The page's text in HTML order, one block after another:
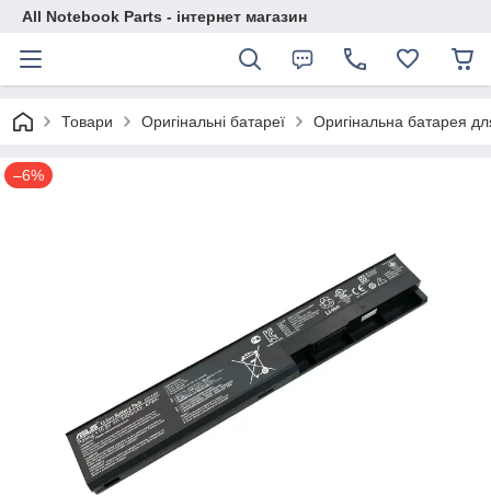
All Notebook Parts - інтернет магазин
Товари Оригінальні батареї Оригінальна батарея
–6%